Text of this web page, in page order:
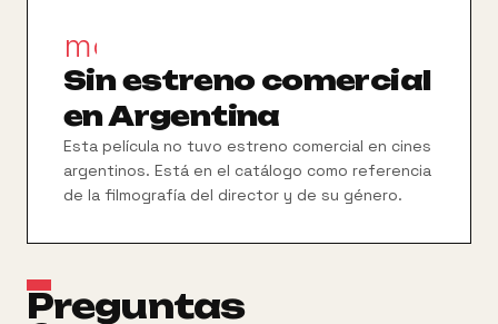
movie_filter
Sin estreno comercial
en Argentina
Esta película no tuvo estreno comercial en cines
argentinos. Está en el catálogo como referencia
de la filmografía del director y de su género.
Preguntas